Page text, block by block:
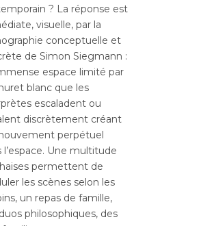
? La réponse est
visuelle, par la
conceptuelle et
de Simon Siegmann :
espace limité par
blanc que les
escaladent ou
discrètement créant
perpétuel
l’espace. Une multitude
permettent de
les scènes selon les
un repas de famille,
philosophiques, des